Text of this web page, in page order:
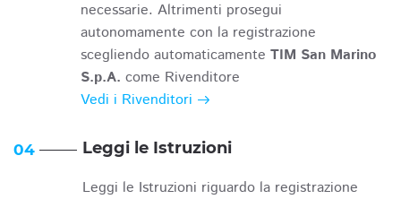
necessarie. Altrimenti prosegui
autonomamente con la registrazione
scegliendo automaticamente TIM San Marino
S.p.A. come Rivenditore
Vedi i Rivenditori
04 Leggi le Istruzioni
Leggi le Istruzioni riguardo la registrazione